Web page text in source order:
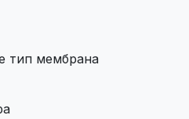
тип мембрана